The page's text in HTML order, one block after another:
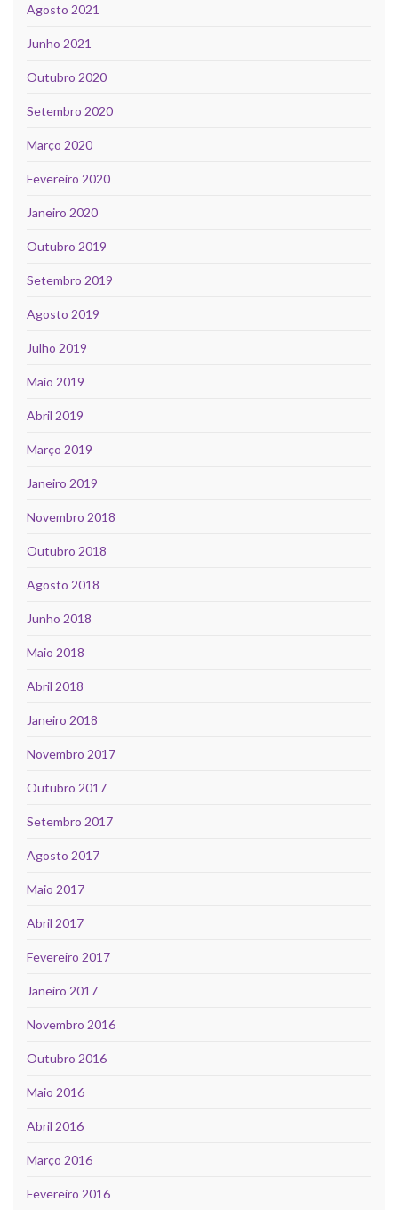
Agosto 2021
Junho 2021
Outubro 2020
Setembro 2020
Março 2020
Fevereiro 2020
Janeiro 2020
Outubro 2019
Setembro 2019
Agosto 2019
Julho 2019
Maio 2019
Abril 2019
Março 2019
Janeiro 2019
Novembro 2018
Outubro 2018
Agosto 2018
Junho 2018
Maio 2018
Abril 2018
Janeiro 2018
Novembro 2017
Outubro 2017
Setembro 2017
Agosto 2017
Maio 2017
Abril 2017
Fevereiro 2017
Janeiro 2017
Novembro 2016
Outubro 2016
Maio 2016
Abril 2016
Março 2016
Fevereiro 2016